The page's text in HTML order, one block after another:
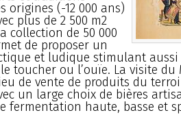
origines (-12 000 ans)
plus de 2 500 m2
collection de 50 000
de proposer un
et ludique stimulant
toucher ou l’ouïe. La visite du
de vente de produits du
un large choix de bières
fermentation haute, basse et